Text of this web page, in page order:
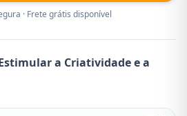
· Frete grátis disponível
a Criatividade e a